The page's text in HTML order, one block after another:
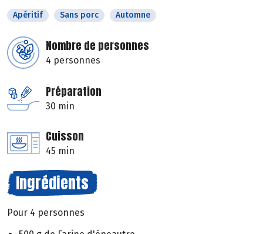
Apéritif Sans porc Automne
Nombre de personnes
4 personnes
Préparation
30 min
Cuisson
45 min
Ingrédients
Pour 4 personnes